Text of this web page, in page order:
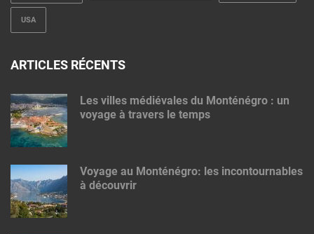
USA
ARTICLES RÉCENTS
Les villes médiévales du Monténégro : un
voyage à travers le temps
Voyage au Monténégro: les incontournables
à découvrir